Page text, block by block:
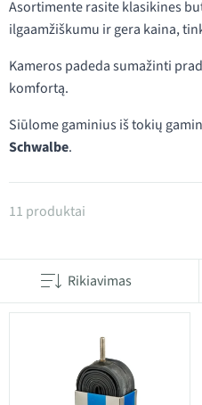
Asortimente rasite klasikines
ilgaamžiškumu ir gera kaina,
Kameros padeda sumažinti
komfortą.
Siūlome gaminius iš tokių
Schwalbe.
Produktai kategorijoje 24"
11 produktai
Rikiavimas